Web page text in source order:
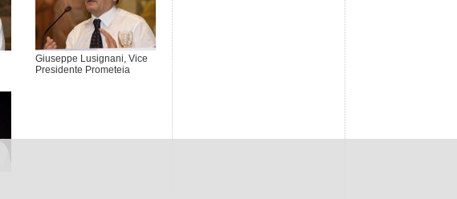
Giuseppe Lusignani, Vice
Presidente Prometeia